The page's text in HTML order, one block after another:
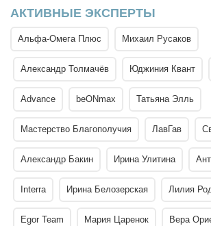
АКТИВНЫЕ ЭКСПЕРТЫ
Альфа-Омега Плюс Михаил Русаков
Александр Толмачёв Юджиния Квант
Advance beONmax Татьяна Элль
Мастерство Благополучия ЛавГав
Александр Бакин Ирина Улитина
Interra Ирина Белозерская Лилия
Egor Team Мария Царенок Вера